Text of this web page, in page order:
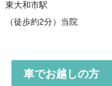
東大和市駅
（徒歩約2分）当院
車でお越しの方